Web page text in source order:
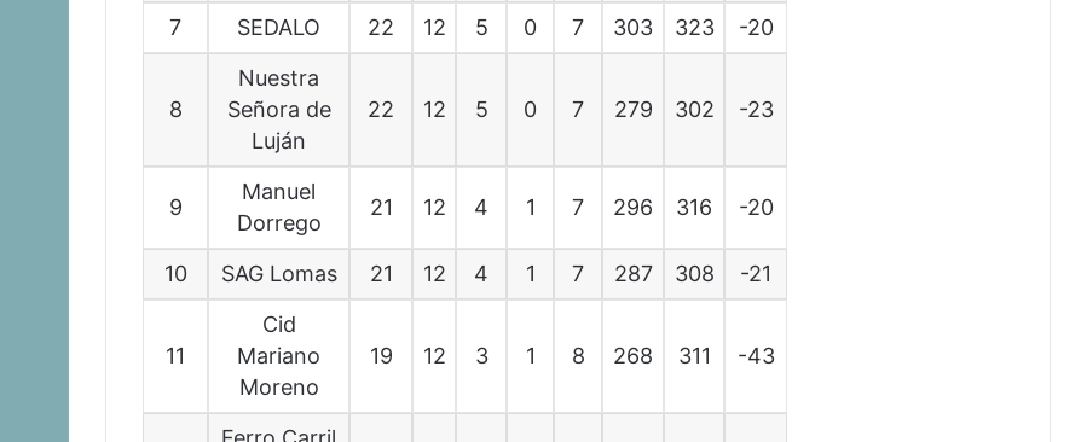
7 SEDALO 22 12 5 0 7 303 323 -20
8
Nuestra
Señora de
Luján
22 12 5 0 7 279 302 -23
9
Manuel
Dorrego
21 12 4 1 7 296 316 -20
10 SAG Lomas 21 12 4 1 7 287 308 -21
11
Cid
Mariano
Moreno
19 12 3 1 8 268 311 -43